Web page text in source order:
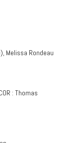
Melissa Rondeau
: Thomas